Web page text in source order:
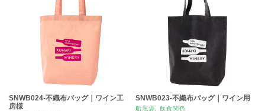
SNWB024-不織布バッグ｜ワイン工
房様
SNWB023-不織布バッグ｜ワイン用
船底袋 飲食関係